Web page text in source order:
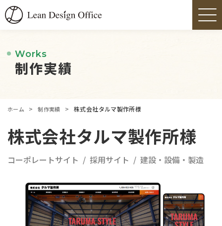
Works
制作実績
ホーム > 制作実績 > 株式会社タルマ製作所様
株式会社タルマ製作所様
コーポレートサイト 採用サイト 建設・設備・製造